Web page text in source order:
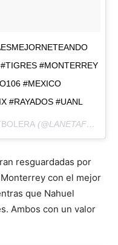
#MONTERREY
#MEXICO
#RAYADOS #UANL
(@LANETAFUTBOLERA) ON
resguardadas por
con el mejor
que Nahuel
Ambos con un valor